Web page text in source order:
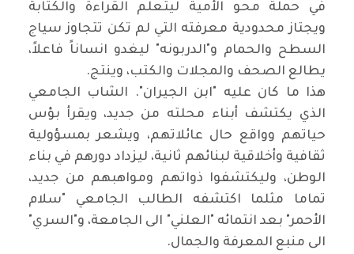
في حملة محو الأمية ليتعلم القراءة والكتابة
ويجتاز محدودية معرفته التي لم تكن تتجاوز سياج
السطح والحمام و"الدربونه" ليغدو انساناً فاعلاً،
يطالع الصحف والمجلات والكتب، وينتج.
هذا ما كان عليه "ابن الجيران". الشاب الجامعي
الذي يكتشف أبناء محلته من جديد، ويقرأ بؤس
حياتهم وواقع حال عائلاتهم، ويشعر بمسؤولية
ثقافية وأخلاقية لبنائهم ثانية، ليزداد دورهم في بناء
الوطن، وليكتشفوا ذواتهم ومواهبهم من جديد،
تماما مثلما اكتشفه الطالب الجامعي "سلام
الأحمر" بعد انتمائه "العلني" الى الجامعة، و"السري"
الى منبع المعرفة والجمال.